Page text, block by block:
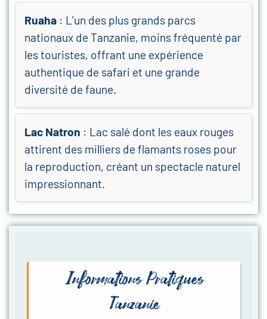
Ruaha : L’un des plus grands parcs
nationaux de Tanzanie, moins fréquenté par
les touristes, offrant une expérience
authentique de safari et une grande
diversité de faune.
Lac Natron : Lac salé dont les eaux rouges
attirent des milliers de flamants roses pour
la reproduction, créant un spectacle naturel
impressionnant.
Informations Pratiques
Tanzanie